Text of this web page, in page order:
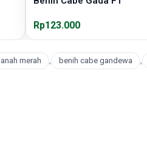
Rp123.000
merah , benih cabe gandewa ,